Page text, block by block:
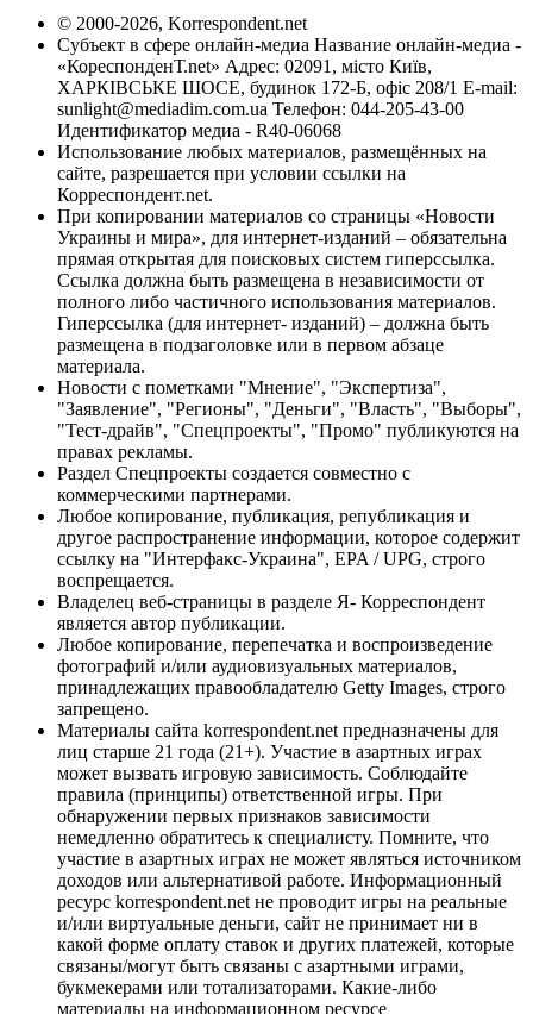
© 2000-2026, Korrespondent.net
Субъект в сфере онлайн-медиа Название онлайн-медиа -
«КореспонденТ.net» Адрес: 02091, місто Київ,
ХАРКІВСЬКЕ ШОСЕ, будинок 172-Б, офіс 208/1 E-mail:
sunlight@mediadim.com.ua Телефон: 044-205-43-00
Идентификатор медиа - R40-06068
Использование любых материалов, размещённых на
сайте, разрешается при условии ссылки на
Корреспондент.net.
При копировании материалов со страницы «Новости
Украины и мира», для интернет-изданий – обязательна
прямая открытая для поисковых систем гиперссылка.
Ссылка должна быть размещена в независимости от
полного либо частичного использования материалов.
Гиперссылка (для интернет- изданий) – должна быть
размещена в подзаголовке или в первом абзаце
материала.
Новости с пометками "Мнение", "Экспертиза",
"Заявление", "Регионы", "Деньги", "Власть", "Выборы",
"Тест-драйв", "Спецпроекты", "Промо" публикуются на
правах рекламы.
Раздел Спецпроекты создается совместно с
коммерческими партнерами.
Любое копирование, публикация, републикация и
другое распространение информации, которое содержит
ссылку на "Интерфакс-Украина", EPA / UPG, строго
воспрещается.
Владелец веб-страницы в разделе Я- Корреспондент
является автор публикации.
Любое копирование, перепечатка и воспроизведение
фотографий и/или аудиовизуальных материалов,
принадлежащих правообладателю Getty Images, строго
запрещено.
Материалы сайта korrespondent.net предназначены для
лиц старше 21 года (21+). Участие в азартных играх
может вызвать игровую зависимость. Соблюдайте
правила (принципы) ответственной игры. При
обнаружении первых признаков зависимости
немедленно обратитесь к специалисту. Помните, что
участие в азартных играх не может являться источником
доходов или альтернативой работе. Информационный
ресурс korrespondent.net не проводит игры на реальные
и/или виртуальные деньги, сайт не принимает ни в
какой форме оплату ставок и других платежей, которые
связаны/могут быть связаны с азартными играми,
букмекерами или тотализаторами. Какие-либо
материалы на информационном ресурсе